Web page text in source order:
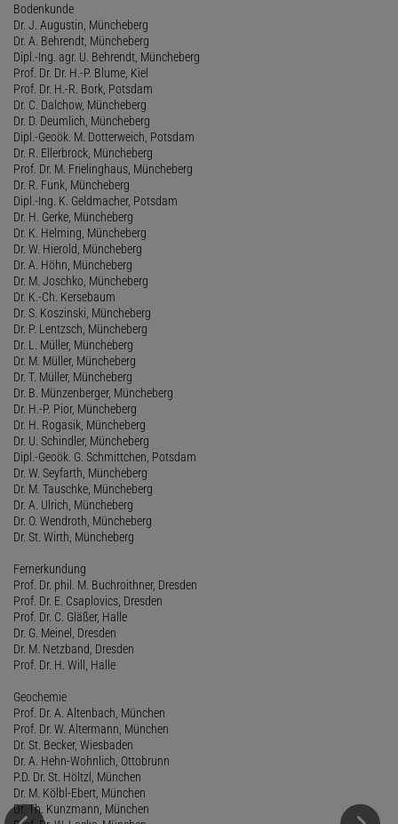
Bodenkunde
Dr. J. Augustin, Müncheberg
Dr. A. Behrendt, Müncheberg
Dipl.-Ing. agr. U. Behrendt, Müncheberg
Prof. Dr. Dr. H.-P. Blume, Kiel
Prof. Dr. H.-R. Bork, Potsdam
Dr. C. Dalchow, Müncheberg
Dr. D. Deumlich, Müncheberg
Dipl.-Geoök. M. Dotterweich, Potsdam
Dr. R. Ellerbrock, Müncheberg
Prof. Dr. M. Frielinghaus, Müncheberg
Dr. R. Funk, Müncheberg
Dipl.-Ing. K. Geldmacher, Potsdam
Dr. H. Gerke, Müncheberg
Dr. K. Helming, Müncheberg
Dr. W. Hierold, Müncheberg
Dr. A. Höhn, Müncheberg
Dr. M. Joschko, Müncheberg
Dr. K.-Ch. Kersebaum
Dr. S. Koszinski, Müncheberg
Dr. P. Lentzsch, Müncheberg
Dr. L. Müller, Müncheberg
Dr. M. Müller, Müncheberg
Dr. T. Müller, Müncheberg
Dr. B. Münzenberger, Müncheberg
Dr. H.-P. Pior, Müncheberg
Dr. H. Rogasik, Müncheberg
Dr. U. Schindler, Müncheberg
Dipl.-Geoök. G. Schmittchen, Potsdam
Dr. W. Seyfarth, Müncheberg
Dr. M. Tauschke, Müncheberg
Dr. A. Ulrich, Müncheberg
Dr. O. Wendroth, Müncheberg
Dr. St. Wirth, Müncheberg
Fernerkundung
Prof. Dr. phil. M. Buchroithner, Dresden
Prof. Dr. E. Csaplovics, Dresden
Prof. Dr. C. Gläßer, Halle
Dr. G. Meinel, Dresden
Dr. M. Netzband, Dresden
Prof. Dr. H. Will, Halle
Geochemie
Prof. Dr. A. Altenbach, München
Prof. Dr. W. Altermann, München
Dr. St. Becker, Wiesbaden
Dr. A. Hehn-Wohnlich, Ottobrunn
P.D. Dr. St. Höltzl, München
Dr. M. Kölbl-Ebert, München
Dr. Th. Kunzmann, München